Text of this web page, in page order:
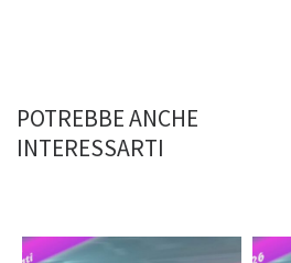
POTREBBE ANCHE
INTERESSARTI